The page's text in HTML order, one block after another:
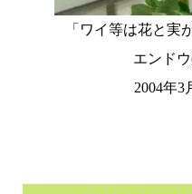
「ワイ等は花と実
エンド
2004年3